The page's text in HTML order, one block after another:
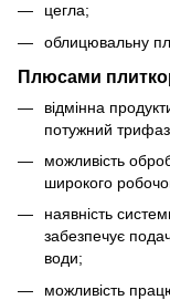
цегла;
облицювальну
Плюсами
відмінна
потужний
можливість
широкого
наявність
забезпечує
води;
можливість